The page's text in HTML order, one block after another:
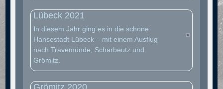
Lübeck 2021
In diesem Jahr ging es in die schöne
Hansestadt Lübeck – mit einem Ausflug
nach Travemünde, Scharbeutz und
Grömitz.